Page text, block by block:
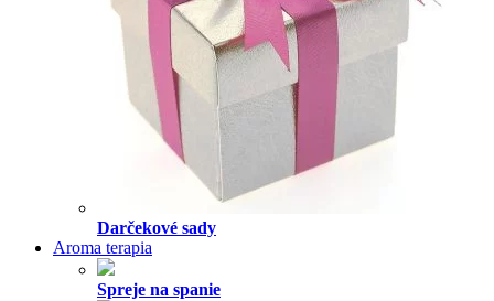
Darčekové sady
Aroma terapia
Spreje na spanie